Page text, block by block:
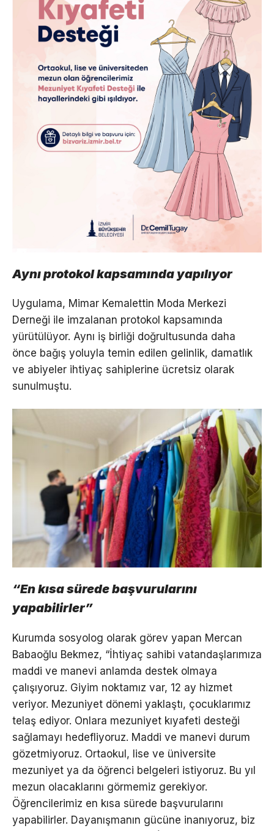
Aynı protokol kapsamında yapılıyor
Uygulama, Mimar Kemalettin Moda Merkezi
Derneği ile imzalanan protokol kapsamında
yürütülüyor. Aynı iş birliği doğrultusunda daha
önce bağış yoluyla temin edilen gelinlik, damatlık
ve abiyeler ihtiyaç sahiplerine ücretsiz olarak
sunulmuştu.
“En kısa sürede başvurularını
yapabilirler”
Kurumda sosyolog olarak görev yapan Mercan
Babaoğlu Bekmez, “İhtiyaç sahibi vatandaşlarımıza
maddi ve manevi anlamda destek olmaya
çalışıyoruz. Giyim noktamız var, 12 ay hizmet
veriyor. Mezuniyet dönemi yaklaştı, çocuklarımız
telaş ediyor. Onlara mezuniyet kıyafeti desteği
sağlamayı hedefliyoruz. Maddi ve manevi durum
gözetmiyoruz. Ortaokul, lise ve üniversite
mezuniyet ya da öğrenci belgeleri istiyoruz. Bu yıl
mezun olacaklarını görmemiz gerekiyor.
Öğrencilerimiz en kısa sürede başvurularını
yapabilirler. Dayanışmanın gücüne inanıyoruz, biz